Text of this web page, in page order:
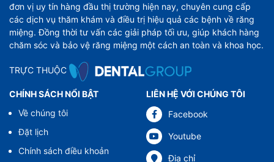
đơn vị uy tín hàng đầu thị trường hiện nay, chuyên cung cấp
các dịch vụ thăm khám và điều trị hiệu quả các bệnh về răng
miệng. Đồng thời tư vấn các giải pháp tối ưu, giúp khách hàng
chăm sóc và bảo vệ răng miệng một cách an toàn và khoa học.
TRỰC THUỘC
CHÍNH SÁCH NỔI BẬT
Về chúng tôi
Đặt lịch
Chính sách điều khoản
LIÊN HỆ VỚI CHÚNG TÔI
Facebook
Youtube
Địa chỉ